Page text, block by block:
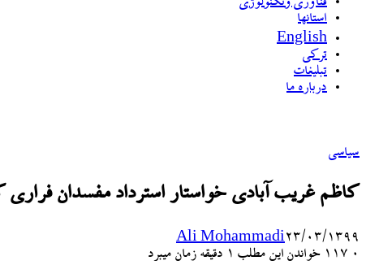
استانها
English
ترکی
تبلیغات
درباره ما
سیاسی
کاظم غریب آبادی خواستار استرداد مفسدان فراری
Ali Mohammadi۲۳/۰۳/۱۳۹۹
۰
خواندن این مطلب 1 دقیقه زمان میبرد